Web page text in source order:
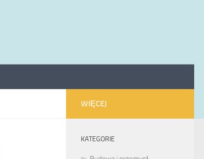
WIĘCEJ
KATEGORIE